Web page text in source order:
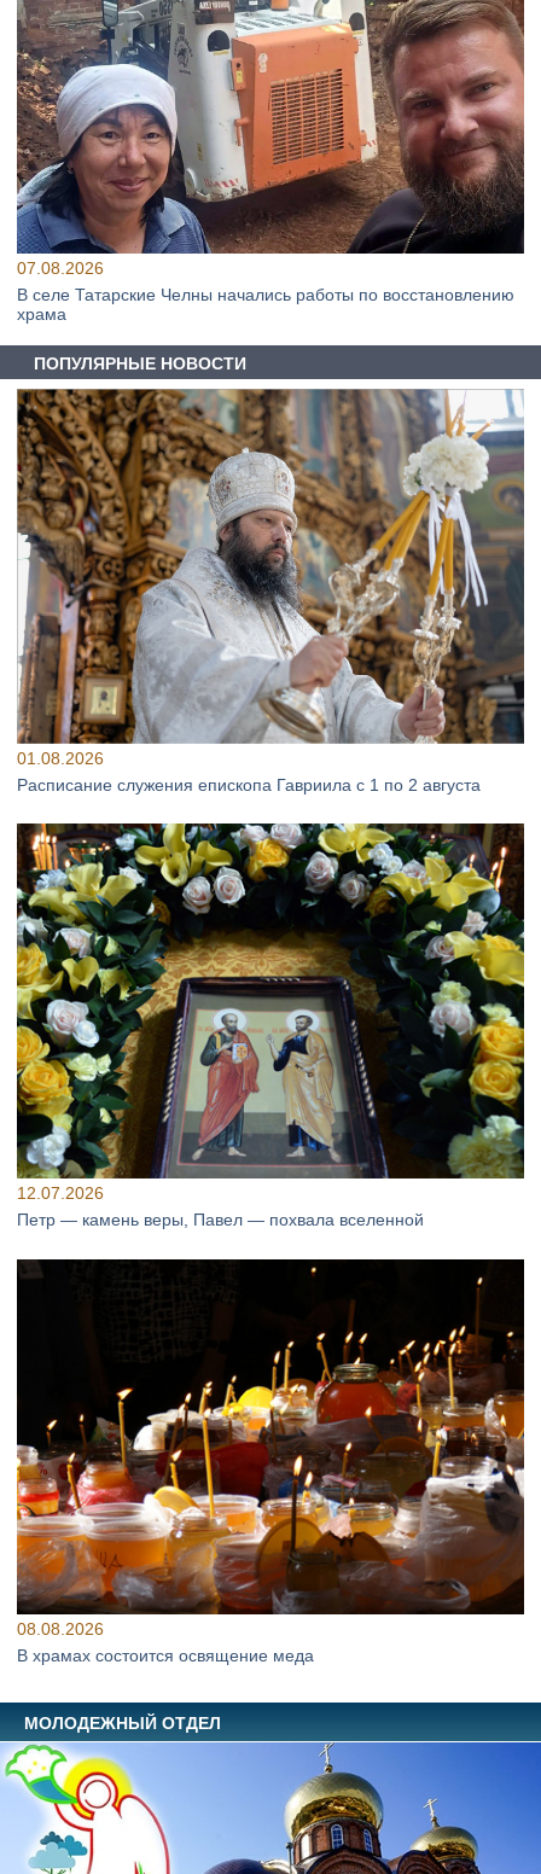
07.08.2026
В селе Татарские Челны начались работы по восстановлению
храма
ПОПУЛЯРНЫЕ НОВОСТИ
01.08.2026
Расписание служения епископа Гавриила с 1 по 2 августа
12.07.2026
Петр — камень веры, Павел — похвала вселенной
08.08.2026
В храмах состоится освящение меда
МОЛОДЕЖНЫЙ ОТДЕЛ